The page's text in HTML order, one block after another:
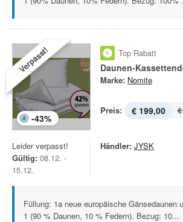
Verpasst!
-43%
Top Rabatt
Marke: Nomite
Preis: € 199,00
Leider verpasst!
Gültig: 08.12. -
15.12.
Händler: JYSK
Füllung: 1a neue europäische Gänsedaunen
1 (90 % Daunen, 10 % Federn). Bezug: 10...